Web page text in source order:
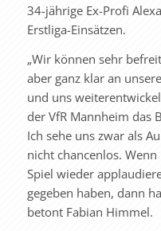
34-jährige Ex-Profi
Erstliga-Einsätzen.
„Wir können sehr
aber ganz klar an
und uns
der VfR Mannheim das
Ich sehe uns zwar als
nicht chancenlos.
Spiel wieder
gegeben haben, dann
betont Fabian Himmel.